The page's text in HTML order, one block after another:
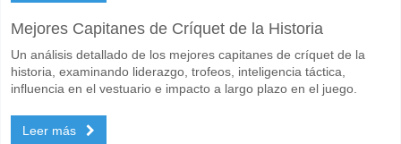
Mejores Capitanes de Críquet de la Historia
Un análisis detallado de los mejores capitanes de críquet de la
historia, examinando liderazgo, trofeos, inteligencia táctica,
influencia en el vestuario e impacto a largo plazo en el juego.
Leer más